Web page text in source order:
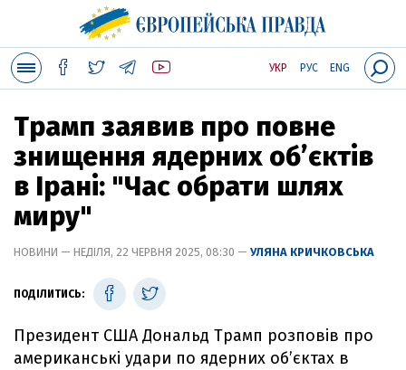
УКР РУС ENG
Трамп заявив про повне
знищення ядерних об’єктів
в Ірані: "Час обрати шлях
миру"
НОВИНИ — НЕДІЛЯ, 22 ЧЕРВНЯ 2025, 08:30 — УЛЯНА КРИЧКОВСЬКА
ПОДІЛИТИСЬ:
Президент США Дональд Трамп розповів про
американські удари по ядерних об’єктах в